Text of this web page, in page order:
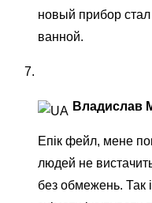
новый прибор
ванной.
Владислав
Епік фейл, мене
людей не
без обмежень. Так